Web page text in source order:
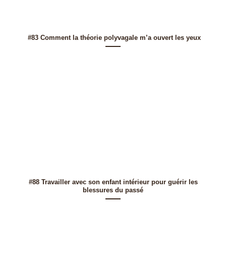
#83 Comment la théorie polyvagale m’a ouvert les yeux
#88 Travailler avec son enfant intérieur pour guérir les
blessures du passé